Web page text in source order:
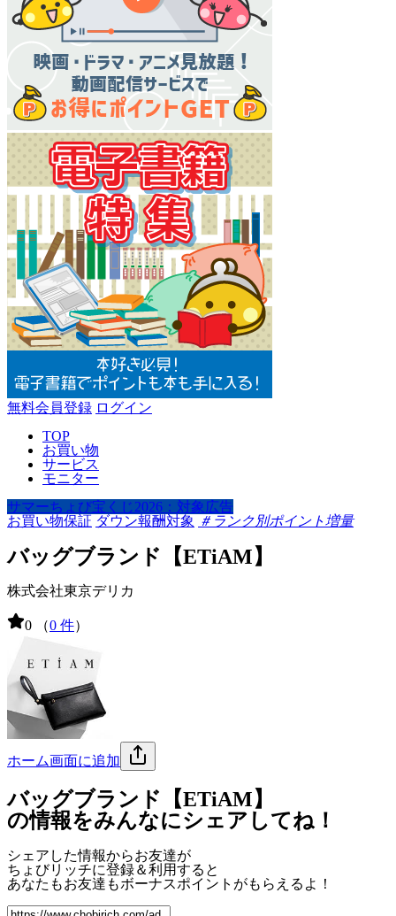
無料会員登録 ログイン
TOP
お買い物
サービス
モニター
サマーちょび宝くじ2026：対象広告
お買い物保証 ダウン報酬対象 ＃ランク別ポイント増量
バッグブランド【ETiAM】
株式会社東京デリカ
0 （0 件）
ホーム画面に追加
バッグブランド【ETiAM】
の情報をみんなにシェアしてね！
シェアした情報からお友達が
ちょびリッチに登録＆利用すると
あなたもお友達もボーナスポイント がもらえるよ！